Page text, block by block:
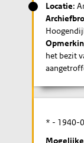
Locatie:
het bezit
* - 1940-